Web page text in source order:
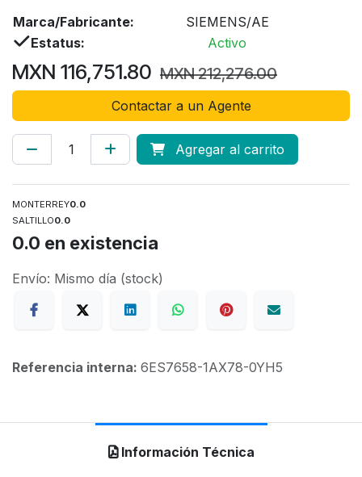
Marca/Fabricante:
SIEMENS/AE
Estatus:
Activo
MXN 116,751.80 MXN212,276.00
Contactar a un Agente
Agregar al carrito
MONTERREY0.0
SALTILLO0.0
0.0 en existencia
Envío: Mismo día (stock)
Referencia interna: 6ES7658-1AX78-0YH5
Información Técnica